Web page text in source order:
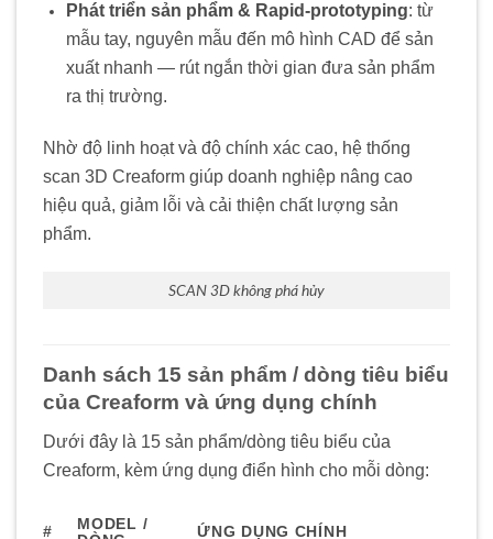
Phát triển sản phẩm & Rapid-prototyping: từ
mẫu tay, nguyên mẫu đến mô hình CAD để sản
xuất nhanh — rút ngắn thời gian đưa sản phẩm
ra thị trường.
Nhờ độ linh hoạt và độ chính xác cao, hệ thống
scan 3D Creaform giúp doanh nghiệp nâng cao
hiệu quả, giảm lỗi và cải thiện chất lượng sản
phẩm.
SCAN 3D không phá hủy
Danh sách 15 sản phẩm / dòng tiêu biểu
của Creaform và ứng dụng chính
Dưới đây là 15 sản phẩm/dòng tiêu biểu của
Creaform, kèm ứng dụng điển hình cho mỗi dòng:
#
MODEL /
ỨNG DỤNG CHÍNH